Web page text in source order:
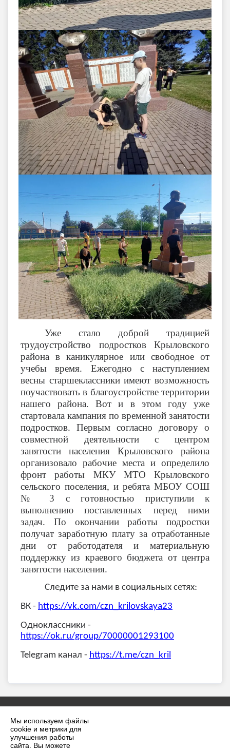
Мы используем файлы
cookie и метрики для
улучшения работы
сайта. Вы можете
Уже стало доброй традицией
трудоустройство подростков Крыловского
района в каникулярное или свободное от
учебы время. Ежегодно с наступлением
весны старшеклассники имеют возможность
поучаствовать в благоустройстве территории
нашего района. Вот и в этом году уже
стартовала кампания по временной занятости
подростков. Первым согласно договору о
совместной деятельности с центром
занятости населения Крыловского района
организовало рабочие места и определило
фронт работы МКУ МТО Крыловского
сельского поселения, и ребята МБОУ СОШ
№ 3 с готовностью приступили к
выполнению поставленных перед ними
задач. По окончании работы подростки
получат заработную плату за отработанные
дни от работодателя и материальную
поддержку из краевого бюджета от центра
занятости населения.
Следите за нами в социальных сетях:
ВК - https://vk.com/czn_krilovskaya23
Одноклассники -
https://ok.ru/group/70000001293100
Telegram канал - https://t.me/czn_kril